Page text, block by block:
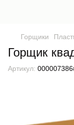
Горщики
Горщик
Артикул: